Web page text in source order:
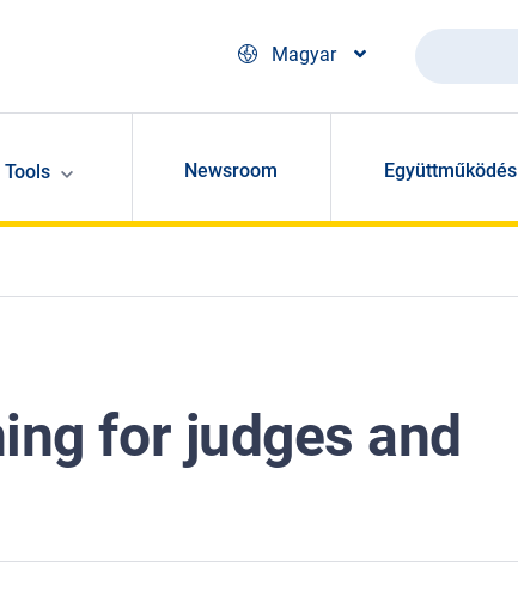
Magyar
Keresés
Tools Newsroom Együttműködés
for judges and